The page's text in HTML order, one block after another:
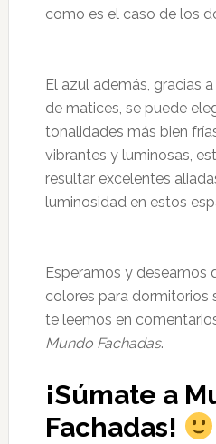
como es el caso de los
El azul además, gracias
de matices, se puede
tonalidades más bien
vibrantes y luminosas,
resultar excelentes
luminosidad en estos
Esperamos y deseamos
colores para dormitorios
te leemos en
Mundo Fachadas.
¡Súmate a
Fachadas!